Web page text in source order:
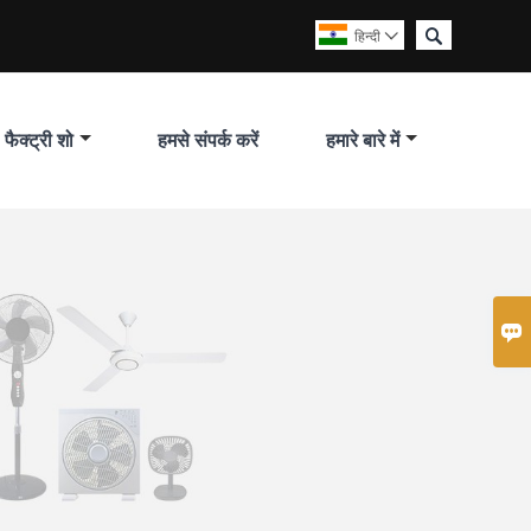


हिन्दी 
फैक्ट्री शो हमसे संपर्क करें हमारे बारे में